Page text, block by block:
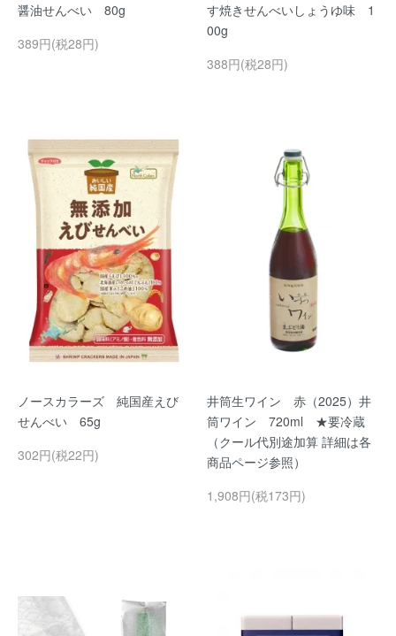
醤油せんべい 80g
389円(税28円)
す焼きせんべいしょうゆ味 1
00g
388円(税28円)
ノースカラーズ 純国産えび
せんべい 65g
302円(税22円)
井筒生ワイン 赤（2025）井
筒ワイン 720ml ★要冷蔵
（クール代別途加算 詳細は各
商品ページ参照）
1,908円(税173円)